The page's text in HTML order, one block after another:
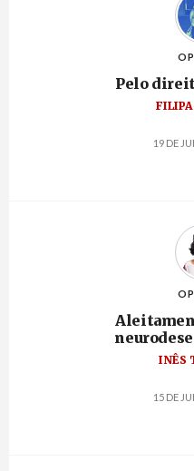
Pelo
19 DE
INÊS
15 DE